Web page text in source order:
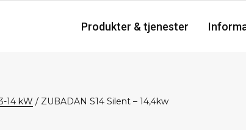
Produkter & tjenester
14 kW / ZUBADAN S14 Silent – 14,4kw